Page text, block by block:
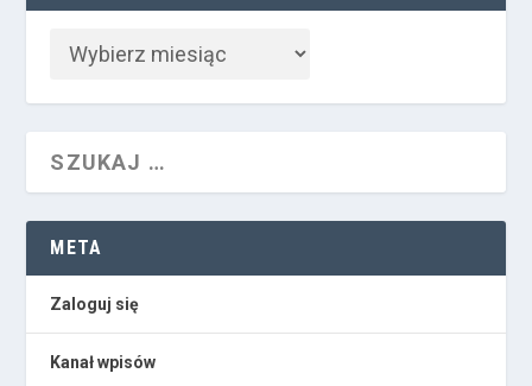
META
Zaloguj się
Kanał wpisów